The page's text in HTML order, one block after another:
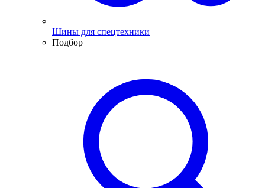
Шины для спецтехники
Подбор